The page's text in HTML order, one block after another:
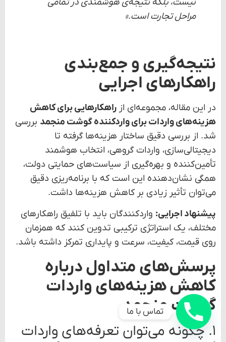
شد. از بررسی دقیق ساختار هزینه‌ها گرفته تا
دیجیتالی‌سازی، واردات گروهی، انتخاب هوشمند
می‌توان تأثیر زیادی بر کاهش هزینه‌ها داشت.
پیشنهاد اجرایی:واردکنندگان باید با تلفیق راهکارهای
روی قیمت، کیفیت، سرعت و پایداری تمرکز داشته باشد.
پرسش‌های متداول درباره
کاهش هزینه‌های واردات
گوشت منجمد
۱. چگونه می‌توان تعرفه‌های واردات
گوشت منجمد را کاهش داد؟
با بررسی بخشنامه‌های جدید گمرکی، استفاده از
معافیت‌های موقت، و واردات از کشورهای دارای قرارداد
دوجانبه.
۲. آیا واردات گروهی باعث کاهش
هزینه‌ها می‌شود؟
بله، واردات تجمیعی امکان استفاده از تخفیف‌های حجمی
تماس با ما